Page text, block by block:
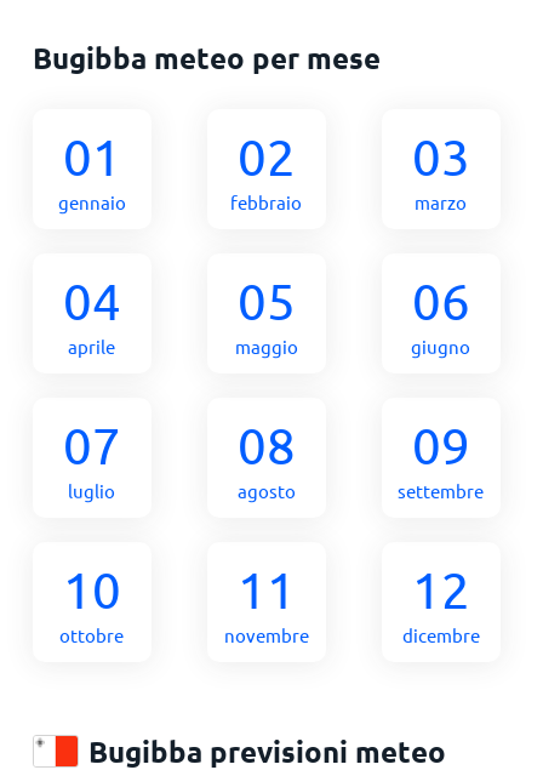
Bugibba meteo per mese
01
gennaio
02
febbraio
03
marzo
04
aprile
05
maggio
06
giugno
07
luglio
08
agosto
09
settembre
10
ottobre
11
novembre
12
dicembre
Bugibba previsioni meteo